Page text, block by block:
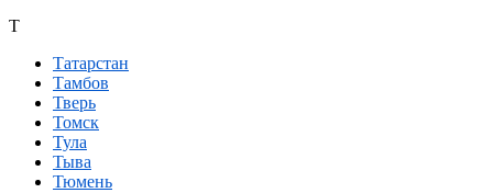
Т
Татарстан
Тамбов
Тверь
Томск
Тула
Тыва
Тюмень